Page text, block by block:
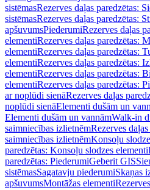
sistēmasRezerves daļas paredzētas:
sistēmasRezerves daļas paredzētas:
apšuvumsPiederumiRezerves daļas
elementiRezerves daļas paredzētas:
elementiRezerves daļas paredzētas:
elementiRezerves daļas paredzētas:
elementiRezerves daļas paredzētas:
elementiRezerves daļas paredzētas:
ar noplūdi sienāRezerves daļas
noplūdi sienāElementi dušām un
Elementi dušām un vannāmWalk-in
saimniecības izlietnēmRezerves
saimniecības izlietnēmKonsoļu
paredzētas: Konsoļu slodzes elementi
paredzētas: PiederumiGeberit GIS
sistēmasSagatavju piederumiSkaņas
apšuvumsMontāžas elementi